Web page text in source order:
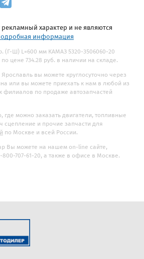
характер и не являются
информация
(Г-Ш) L=600 мм КАМАЗ 5320-3506060-20
цене 734.28 руб. в наличии на складе.
Ярославль вы можете круглосуточно через
или вы можете приехать к нам в любой из
по продаже автозапчастей
где можно заказать двигатели, топливные
сцепление и прочие запчасти для
по Москве и всей России.
Вы можете на нашем on-line сайте,
707-61-20, а также в офисе в Москве.